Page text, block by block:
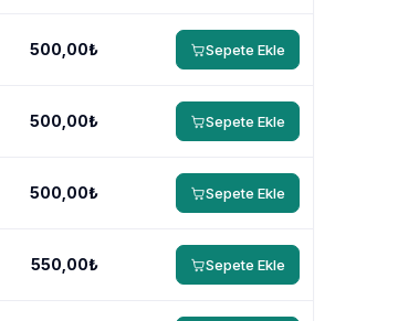
500,00₺ Sepete Ekle
500,00₺ Sepete Ekle
500,00₺ Sepete Ekle
550,00₺ Sepete Ekle